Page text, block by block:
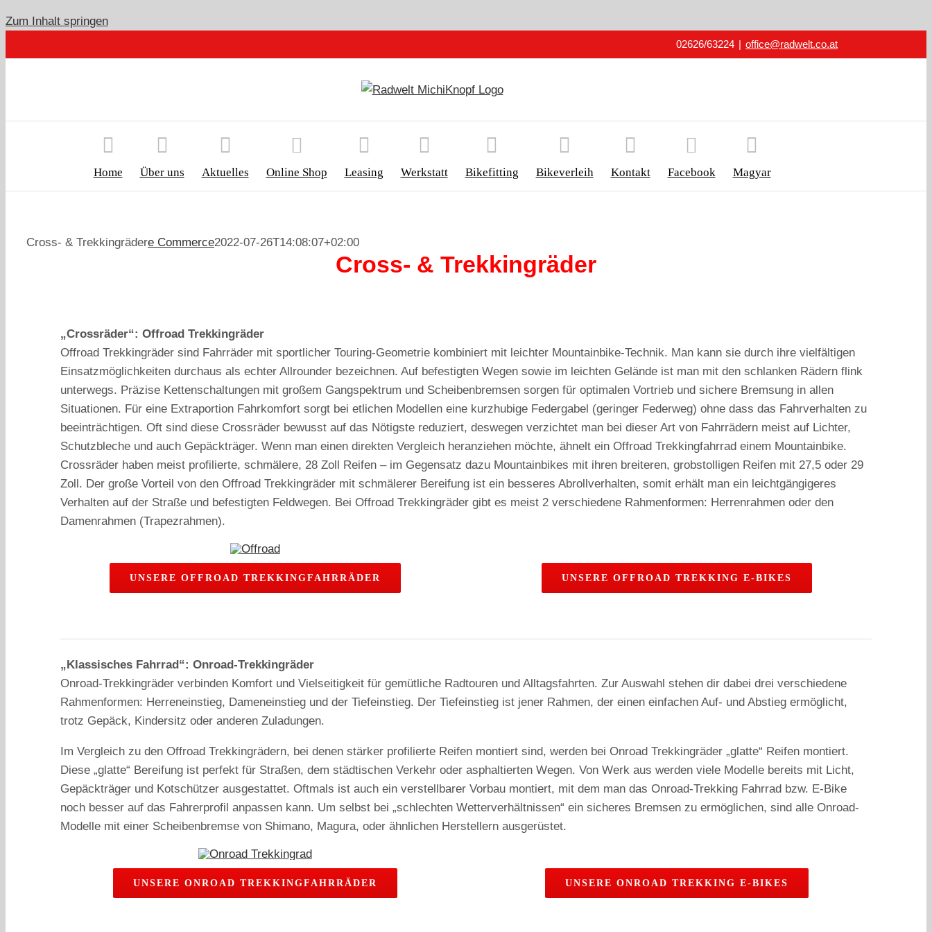
Zum Inhalt springen
02626/63224 | office@radwelt.co.at
Home Über uns Aktuelles Online Shop Leasing Werkstatt Bikefitting Bikeverleih Kontakt Facebook Magyar
Cross- & Trekkingrädere Commerce2022-07-26T14:08:07+02:00
Cross- & Trekkingräder
„Crossräder“: Offroad Trekkingräder
Offroad Trekkingräder sind Fahrräder mit sportlicher Touring-Geometrie kombiniert mit leichter Mountainbike-Technik. Man kann sie durch ihre vielfältigen
Einsatzmöglichkeiten durchaus als echter Allrounder bezeichnen. Auf befestigten Wegen sowie im leichten Gelände ist man mit den schlanken Rädern flink
unterwegs. Präzise Kettenschaltungen mit großem Gangspektrum und Scheibenbremsen sorgen für optimalen Vortrieb und sichere Bremsung in allen
Situationen. Für eine Extraportion Fahrkomfort sorgt bei etlichen Modellen eine kurzhubige Federgabel (geringer Federweg) ohne dass das Fahrverhalten zu
beeinträchtigen. Oft sind diese Crossräder bewusst auf das Nötigste reduziert, deswegen verzichtet man bei dieser Art von Fahrrädern meist auf Lichter,
Schutzbleche und auch Gepäckträger. Wenn man einen direkten Vergleich heranziehen möchte, ähnelt ein Offroad Trekkingfahrrad einem Mountainbike.
Crossräder haben meist profilierte, schmälere, 28 Zoll Reifen – im Gegensatz dazu Mountainbikes mit ihren breiteren, grobstolligen Reifen mit 27,5 oder 29
Zoll. Der große Vorteil von den Offroad Trekkingräder mit schmälerer Bereifung ist ein besseres Abrollverhalten, somit erhält man ein leichtgängigeres
Verhalten auf der Straße und befestigten Feldwegen. Bei Offroad Trekkingräder gibt es meist 2 verschiedene Rahmenformen: Herrenrahmen oder den
Damenrahmen (Trapezrahmen).
UNSERE OFFROAD TREKKINGFAHRRÄDER UNSERE OFFROAD TREKKING E-BIKES
„Klassisches Fahrrad“: Onroad-Trekkingräder
Onroad-Trekkingräder verbinden Komfort und Vielseitigkeit für gemütliche Radtouren und Alltagsfahrten. Zur Auswahl stehen dir dabei drei verschiedene
Rahmenformen: Herreneinstieg, Dameneinstieg und der Tiefeinstieg. Der Tiefeinstieg ist jener Rahmen, der einen einfachen Auf- und Abstieg ermöglicht,
trotz Gepäck, Kindersitz oder anderen Zuladungen.
Im Vergleich zu den Offroad Trekkingrädern, bei denen stärker profilierte Reifen montiert sind, werden bei Onroad Trekkingräder „glatte“ Reifen montiert.
Diese „glatte“ Bereifung ist perfekt für Straßen, dem städtischen Verkehr oder asphaltierten Wegen. Von Werk aus werden viele Modelle bereits mit Licht,
Gepäckträger und Kotschützer ausgestattet. Oftmals ist auch ein verstellbarer Vorbau montiert, mit dem man das Onroad-Trekking Fahrrad bzw. E-Bike
noch besser auf das Fahrerprofil anpassen kann. Um selbst bei „schlechten Wetterverhältnissen“ ein sicheres Bremsen zu ermöglichen, sind alle Onroad-
Modelle mit einer Scheibenbremse von Shimano, Magura, oder ähnlichen Herstellern ausgerüstet.
UNSERE ONROAD TREKKINGFAHRRÄDER UNSERE ONROAD TREKKING E-BIKES